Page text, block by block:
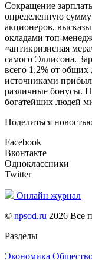
Сокращение
определенную
акционеров,
окладами топ-
«антикризисная
самого Эллисона.
всего 1,2% от
источниками
различные бонусы.
богатейших людей
Поделиться
Facebook
Вконтакте
Одноклассники
Twitter
Онлайн журнал
© npsod.ru 2026 Все
Разделы
Экономика